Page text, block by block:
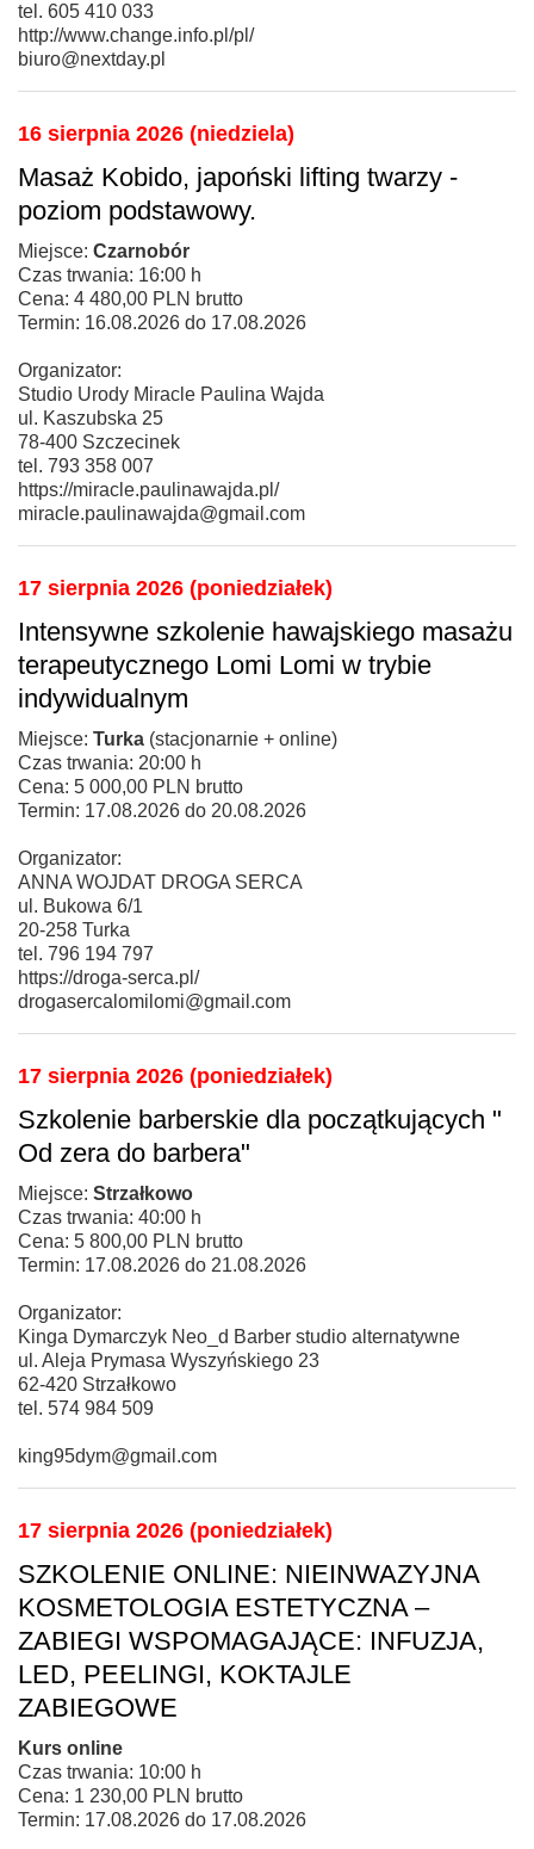
tel. 605 410 033
http://www.change.info.pl/pl/
biuro@nextday.pl
16 sierpnia 2026 (niedziela)
Masaż Kobido, japoński lifting twarzy -
poziom podstawowy.
Miejsce: Czarnobór
Czas trwania: 16:00 h
Cena: 4 480,00 PLN brutto
Termin: 16.08.2026 do 17.08.2026
Organizator:
Studio Urody Miracle Paulina Wajda
ul. Kaszubska 25
78-400 Szczecinek
tel. 793 358 007
https://miracle.paulinawajda.pl/
miracle.paulinawajda@gmail.com
17 sierpnia 2026 (poniedziałek)
Intensywne szkolenie hawajskiego masażu
terapeutycznego Lomi Lomi w trybie
indywidualnym
Miejsce: Turka (stacjonarnie + online)
Czas trwania: 20:00 h
Cena: 5 000,00 PLN brutto
Termin: 17.08.2026 do 20.08.2026
Organizator:
ANNA WOJDAT DROGA SERCA
ul. Bukowa 6/1
20-258 Turka
tel. 796 194 797
https://droga-serca.pl/
drogasercalomilomi@gmail.com
17 sierpnia 2026 (poniedziałek)
Szkolenie barberskie dla początkujących "
Od zera do barbera"
Miejsce: Strzałkowo
Czas trwania: 40:00 h
Cena: 5 800,00 PLN brutto
Termin: 17.08.2026 do 21.08.2026
Organizator:
Kinga Dymarczyk Neo_d Barber studio alternatywne
ul. Aleja Prymasa Wyszyńskiego 23
62-420 Strzałkowo
tel. 574 984 509
king95dym@gmail.com
17 sierpnia 2026 (poniedziałek)
SZKOLENIE ONLINE: NIEINWAZYJNA
KOSMETOLOGIA ESTETYCZNA –
ZABIEGI WSPOMAGAJĄCE: INFUZJA,
LED, PEELINGI, KOKTAJLE
ZABIEGOWE
Kurs online
Czas trwania: 10:00 h
Cena: 1 230,00 PLN brutto
Termin: 17.08.2026 do 17.08.2026